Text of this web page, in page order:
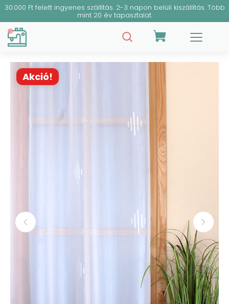
30.000 Ft felett ingyenes szállítás. 2-3 napon belüli kiszállítás. Több
mint 20 év tapasztalat.
Akció!